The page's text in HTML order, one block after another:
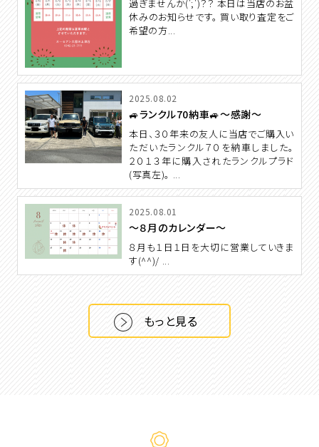
過ぎませんか(';')？？ 本日は当店のお盆
休みのお知らせです。 買い取り査定をご
希望の方...
2025.08.02
🚙ランクル70納車🚙～感謝～
本日、３０年来の友人に当店でご購入い
ただいたランクル７０を納車しました。
２０１３年に購入されたランクルプラド
(写真左)。 ...
2025.08.01
～８月のカレンダー～
８月も１日１日を大切に営業していきま
す(^^)/ ...
もっと見る